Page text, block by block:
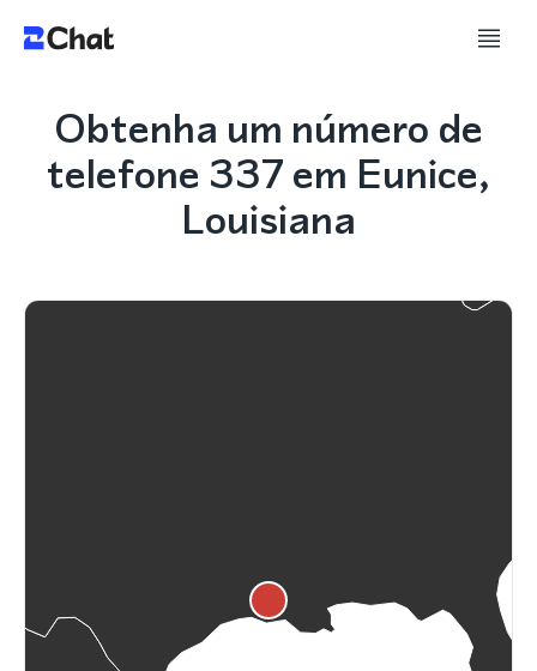
Obtenha um número de
telefone 337 em Eunice,
Louisiana